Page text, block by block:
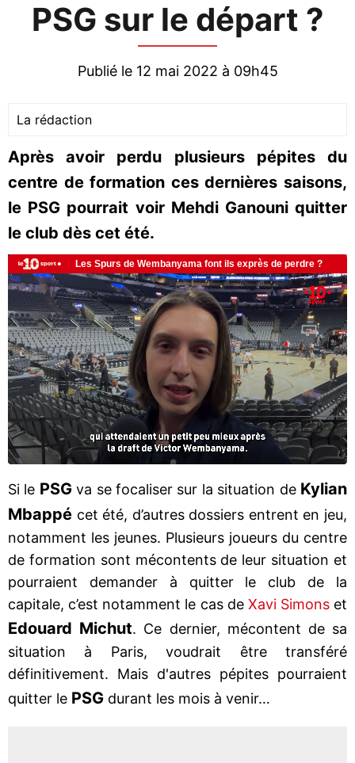
PSG sur le départ ?
Publié le 12 mai 2022 à 09h45
La rédaction
Après avoir perdu plusieurs pépites du
centre de formation ces dernières saisons,
le PSG pourrait voir Mehdi Ganouni quitter
le club dès cet été.
Si le PSGva se focaliser sur la situation de Kylian
Mbappé cet été, d’autres dossiers entrent en jeu,
notamment les jeunes. Plusieurs joueurs du centre
de formation sont mécontents de leur situation et
pourraient demander à quitter le club de la
capitale, c’est notamment le cas de Xavi Simonset
Edouard Michut. Ce dernier, mécontent de sa
situation à Paris, voudrait être transféré
définitivement. Mais d'autres pépites pourraient
quitter le PSG durant les mois à venir…